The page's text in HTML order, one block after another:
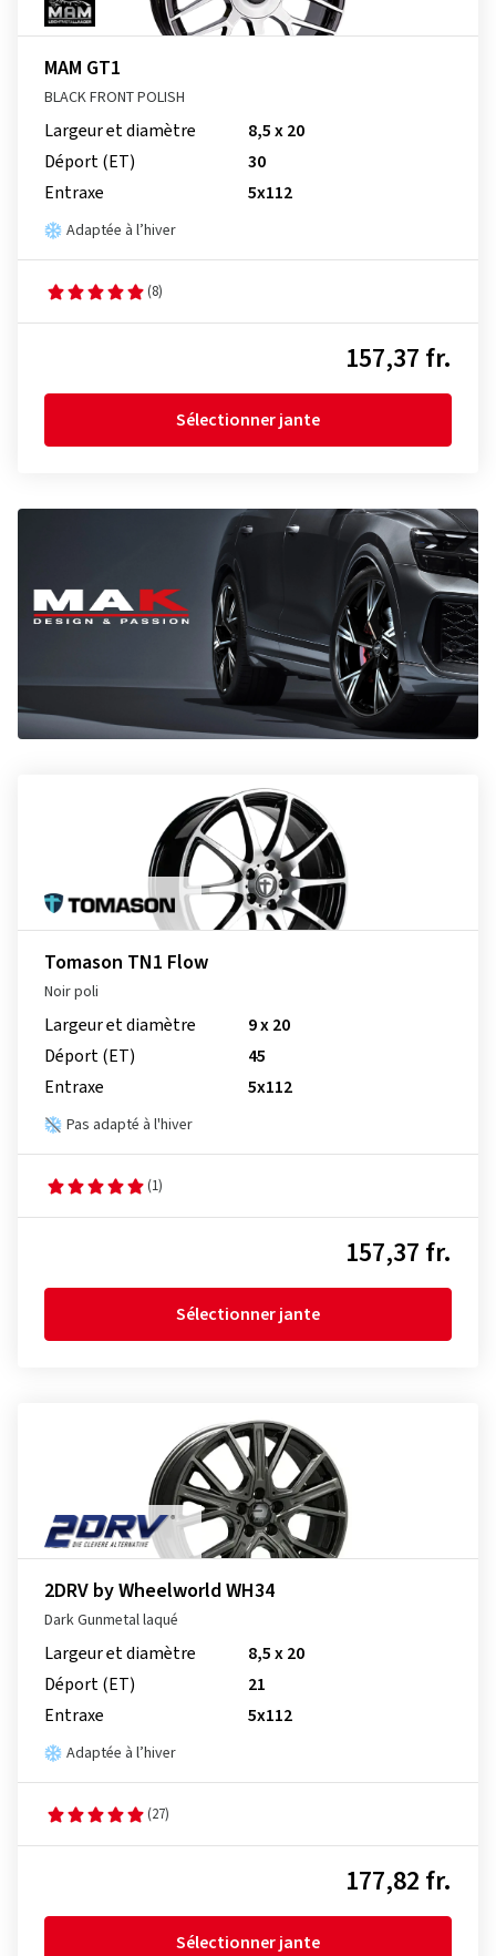
MAM GT1
BLACK FRONT POLISH
Largeur et diamètre
8,5 x 20
Déport (ET)
30
Entraxe
5x112
Adaptée à l’hiver
(8)
157,37 fr.
Sélectionner jante
Tomason TN1 Flow
Noir poli
Largeur et diamètre
9 x 20
Déport (ET)
45
Entraxe
5x112
Pas adapté à l'hiver
(1)
157,37 fr.
Sélectionner jante
2DRV by Wheelworld WH34
Dark Gunmetal laqué
Largeur et diamètre
8,5 x 20
Déport (ET)
21
Entraxe
5x112
Adaptée à l’hiver
(27)
177,82 fr.
Sélectionner jante